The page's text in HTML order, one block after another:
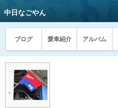
中日なごやん
ブログ 愛車紹介 アルバム